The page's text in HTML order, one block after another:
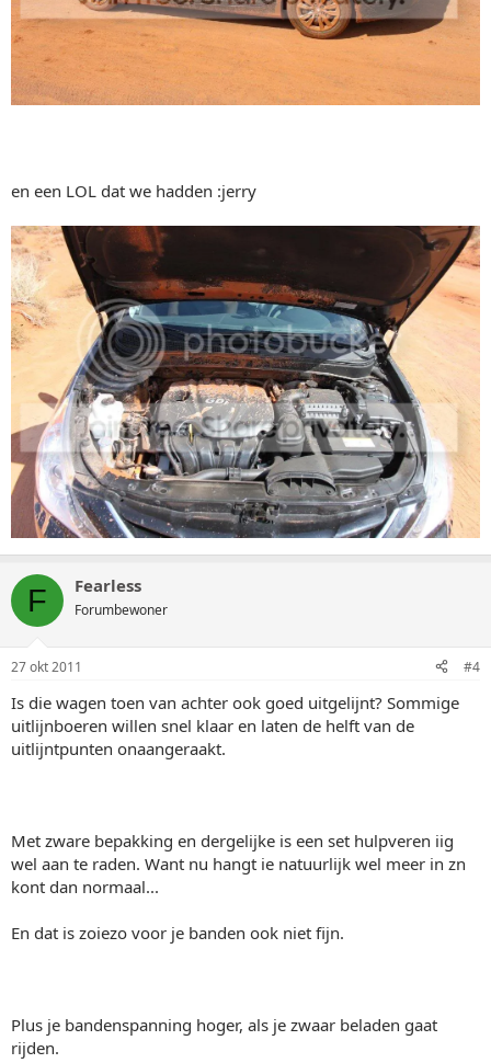
en een LOL dat we hadden :jerry
F Fearless
Forumbewoner
27 okt 2011 #4
Is die wagen toen van achter ook goed uitgelijnt? Sommige
uitlijnboeren willen snel klaar en laten de helft van de
uitlijntpunten onaangeraakt.
Met zware bepakking en dergelijke is een set hulpveren iig
wel aan te raden. Want nu hangt ie natuurlijk wel meer in zn
kont dan normaal...
En dat is zoiezo voor je banden ook niet fijn.
Plus je bandenspanning hoger, als je zwaar beladen gaat
rijden.